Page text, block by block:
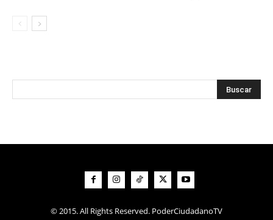
© 2015. All Rights Reserved. PoderCiudadanoTV